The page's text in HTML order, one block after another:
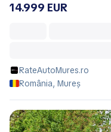
14.999 EUR
RateAutoMures.ro
România, Mureș